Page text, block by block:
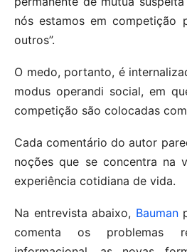
nós estamos em competição
outros”.
O medo, portanto, é
modus operandi social, em
competição são colocadas
Cada comentário do autor
noções que se concentra na
experiência cotidiana de vida.
Na entrevista abaixo, Bauman
comenta os problemas